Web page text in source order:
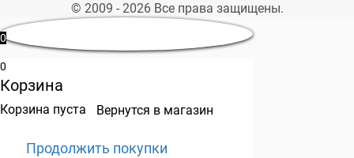
© 2009 - 2026 Все права защищены.
0
0
Корзина
Корзина пуста Вернутся в магазин
Продолжить покупки